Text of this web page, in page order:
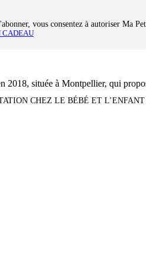
CADEAU
CHEZ LE BÉBÉ ET L’ENFANT
vous consentez à autoriser Ma
2018, située à Montpellier, qui